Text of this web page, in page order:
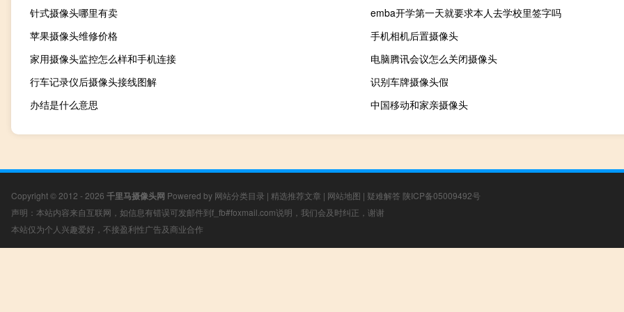
针式摄像头哪里有卖
emba开学第一天就要求本人去学校里签字吗
苹果摄像头维修价格
手机相机后置摄像头
家用摄像头监控怎么样和手机连接
电脑腾讯会议怎么关闭摄像头
行车记录仪后摄像头接线图解
识别车牌摄像头假
办结是什么意思
中国移动和家亲摄像头
Copyright © 2012 - 2026 千里马摄像头网 Powered by 网站分类目录 | 精选推荐文章 | 网站地图 | 疑难解答 陕ICP备05009492号
声明：本站内容来自互联网，如信息有错误可发邮件到f_fb#foxmail.com说明，我们会及时纠正，谢谢
本站仅为个人兴趣爱好，不接盈利性广告及商业合作